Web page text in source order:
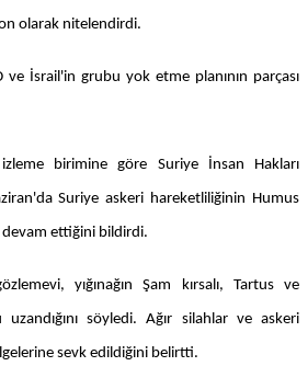
olarak nitelendirdi.
ve İsrail'in grubu yok etme planının parçası
birimine göre Suriye İnsan Hakları
Suriye askeri hareketliliğinin Humus
devam ettiğini bildirdi.
yığınağın Şam kırsalı, Tartus ve
söyledi. Ağır silahlar ve askeri
sevk edildiğini belirtti.